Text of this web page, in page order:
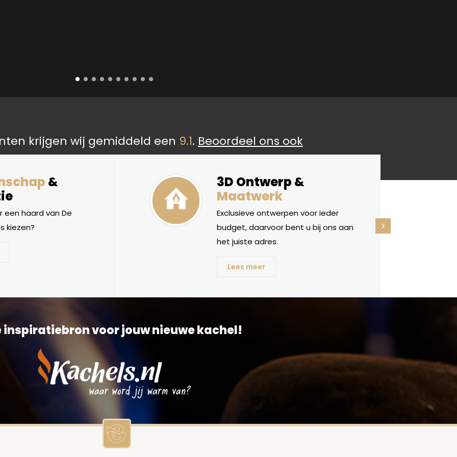
krijgen wij gemiddeld een 9.1. Beoordeel ons ook
&
een haard van De
kiezen?
3D Ontwerp &
Maatwerk
Exclusieve ontwerpen voor ieder
budget, daarvoor bent u bij ons aan
het juiste adres.
Lees meer
inspiratiebron voor jouw nieuwe kachel!